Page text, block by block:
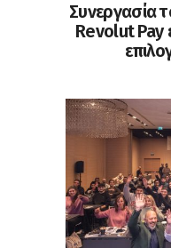
Συνεργασία
Revolut Pay